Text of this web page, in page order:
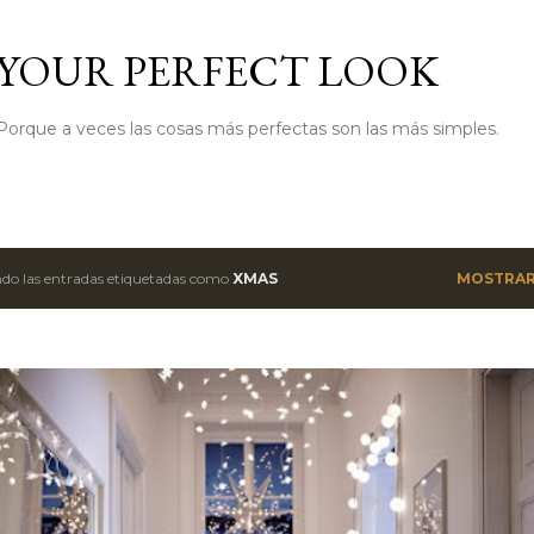
PERFECT LOOK
a veces las cosas más perfectas son las más simples.
las entradas etiquetadas como XMAS